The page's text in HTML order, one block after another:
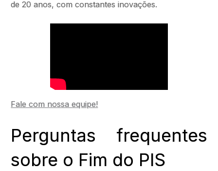
de 20 anos, com constantes inovações.
Fale com nossa equipe!
Perguntas frequentes
sobre o Fim do PIS